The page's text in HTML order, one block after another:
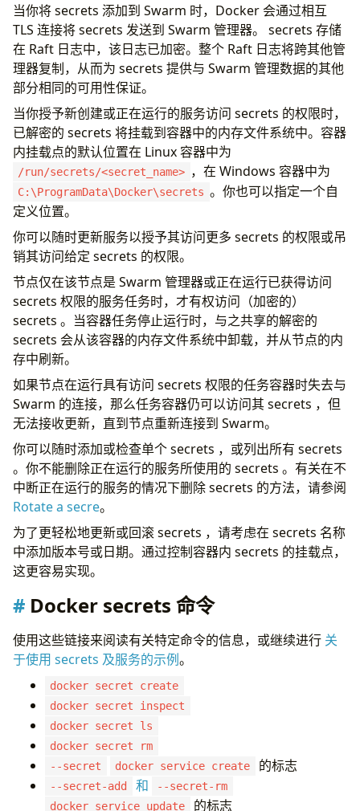
当你将 secrets 添加到 Swarm 时，Docker 会通过相互
TLS 连接将 secrets 发送到 Swarm 管理器。 secrets 存储
在 Raft 日志中，该日志已加密。整个 Raft 日志将跨其他管
理器复制，从而为 secrets 提供与 Swarm 管理数据的其他
部分相同的可用性保证。
当你授予新创建或正在运行的服务访问 secrets 的权限时，
已解密的 secrets 将挂载到容器中的内存文件系统中。容器
内挂载点的默认位置在 Linux 容器中为
/run/secrets/<secret_name> ，在 Windows 容器中为
C:\ProgramData\Docker\secrets 。你也可以指定一个自
定义位置。
你可以随时更新服务以授予其访问更多 secrets 的权限或吊
销其访问给定 secrets 的权限。
节点仅在该节点是 Swarm 管理器或正在运行已获得访问
secrets 权限的服务任务时，才有权访问（加密的）
secrets 。当容器任务停止运行时，与之共享的解密的
secrets 会从该容器的内存文件系统中卸载，并从节点的内
存中刷新。
如果节点在运行具有访问 secrets 权限的任务容器时失去与
Swarm 的连接，那么任务容器仍可以访问其 secrets ，但
无法接收更新，直到节点重新连接到 Swarm。
你可以随时添加或检查单个 secrets ，或列出所有 secrets
。你不能删除正在运行的服务所使用的 secrets 。有关在不
中断正在运行的服务的情况下删除 secrets 的方法，请参阅
Rotate a secre。
为了更轻松地更新或回滚 secrets ，请考虑在 secrets 名称
中添加版本号或日期。通过控制容器内 secrets 的挂载点，
这更容易实现。
Docker secrets 命令
使用这些链接来阅读有关特定命令的信息，或继续进行 关
于使用 secrets 及服务的示例。
docker secret create
docker secret inspect
docker secret ls
docker secret rm
--secret
docker service create 的标志
--secret-add 和
--secret-rm
docker service update
的标志